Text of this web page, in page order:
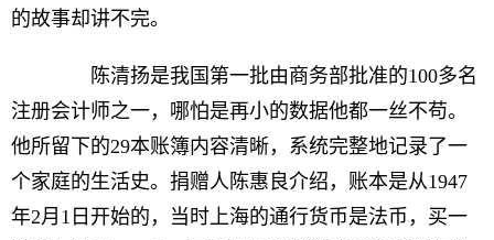
的故事却讲不完。
陈清扬是我国第一批由商务部批准的100多名
注册会计师之一，哪怕是再小的数据他都一丝不苟。
他所留下的29本账簿内容清晰，系统完整地记录了一
个家庭的生活史。捐赠人陈惠良介绍，账本是从1947
年2月1日开始的，当时上海的通行货币是法币，买一